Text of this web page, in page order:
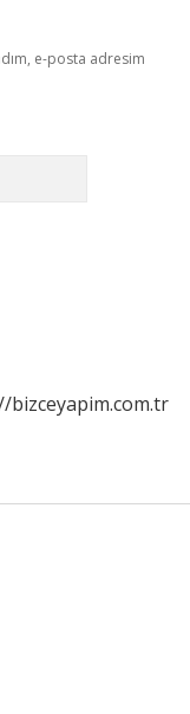
e-posta adresim
bizceyapim.com.tr